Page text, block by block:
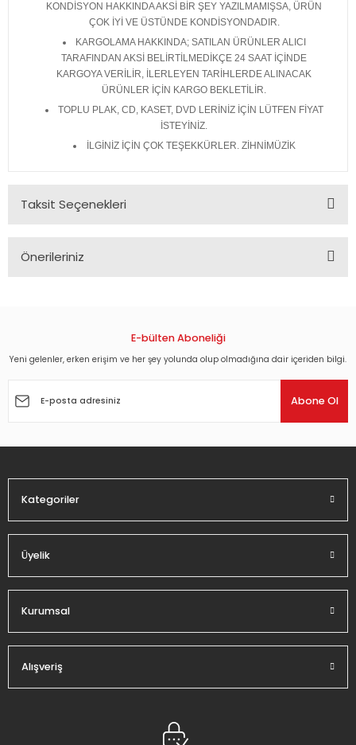
KONDİSYON HAKKINDA AKSİ BİR ŞEY YAZILMAMIŞSA, ÜRÜN
ÇOK İYİ VE ÜSTÜNDE KONDİSYONDADIR.
KARGOLAMA HAKKINDA; SATILAN ÜRÜNLER ALICI
TARAFINDAN AKSİ BELİRTİLMEDİKÇE 24 SAAT İÇİNDE
KARGOYA VERİLİR, İLERLEYEN TARİHLERDE ALINACAK
ÜRÜNLER İÇİN KARGO BEKLETİLİR.
TOPLU PLAK, CD, KASET, DVD LERİNİZ İÇİN LÜTFEN FİYAT
İSTEYİNİZ.
İLGİNİZ İÇİN ÇOK TEŞEKKÜRLER. ZİHNİMÜZİK
Taksit Seçenekleri
Önerileriniz
Görüş ve önerileriniz için teşekkür ederiz.
Ürün açıklamasında eksik bilgiler bulunuyor.
Ürün fiyatı diğer sitelerden daha pahalı.
E-bülten Aboneliği
Yeni gelenler, erken erişim ve her şey yolunda olup olmadığına dair içeriden bilgi.
Abone Ol
Kategoriler
Üyelik
Kurumsal
Alışveriş